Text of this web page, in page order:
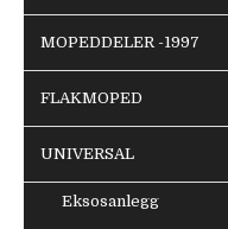
MOPEDDELER -1997
FLAKMOPED
UNIVERSAL
Eksosanlegg